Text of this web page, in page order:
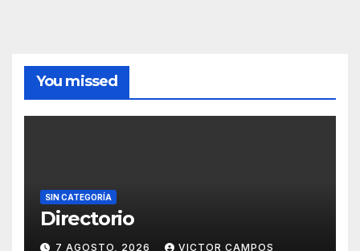
You missed
SIN CATEGORÍA
Directorio
7 AGOSTO, 2026 VICTOR CAMPOS